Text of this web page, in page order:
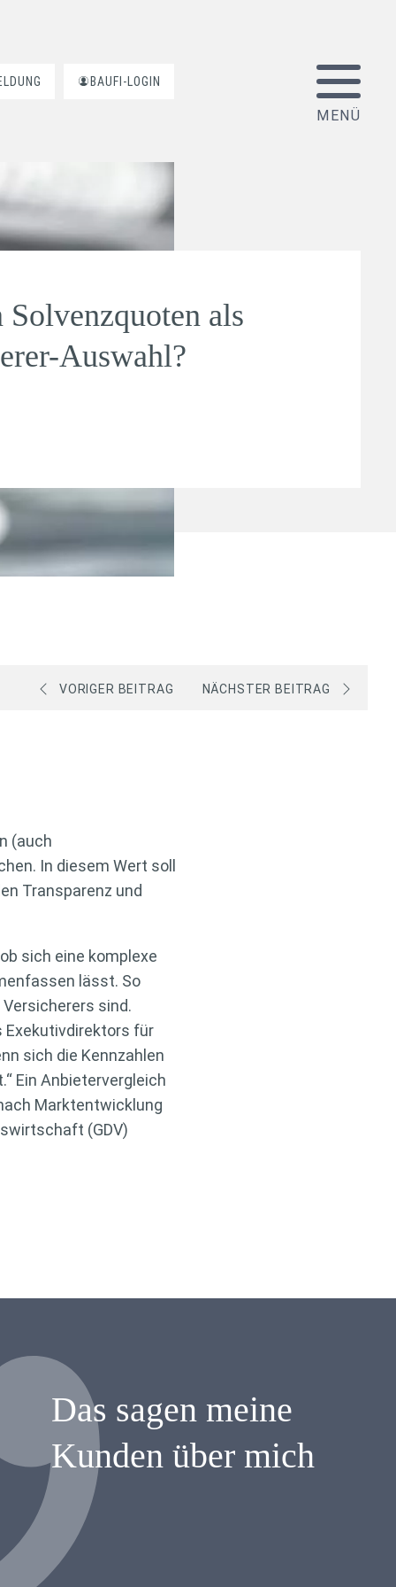
BAUFI-LOGIN
Solvenzquoten als
Auswahl?
VORIGER BEITRAG NÄCHSTER BEITRAG
(auch
In diesem Wert soll
Transparenz und
sich eine komplexe
lässt. So
sind.
für
sich die Kennzahlen
Ein Anbietervergleich
Marktentwicklung
(GDV)
Das sagen meine
Kunden über mich